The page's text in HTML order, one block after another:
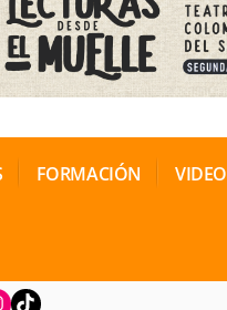
FORMACIÓN VIDEO
TikTok